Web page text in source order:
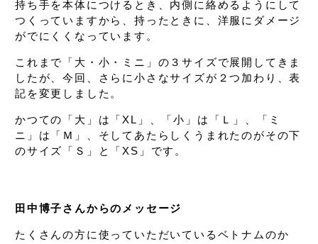
持ち手を本体につけるとき、 内側に絡めるようにして
つくっていますから、持ったときに、洋服にダメージ
がでにくくなっています。
これまで「大・小・ミニ」の３サイズで展開してきま
したが、今回、さらに小さなサイズが２つ加わり、表
記を変更しました。
かつての「大」は「XL」、 「小」は「Ｌ」、
「ミ
ニ」は「Ｍ」、 そしてあたらしくうまれたのがその下
のサイズ「Ｓ」と「XS」です。
田中博子さんからのメッセージ
たくさんの方に使っていただいているベトナムのか